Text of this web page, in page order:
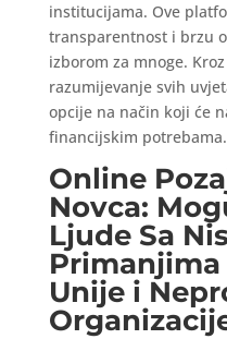
institucijama. Ove
transparentnost i brzu
izborom za mnoge.
razumijevanje svih
opcije na način koji će
financijskim potrebama.
Online
Novca:
Ljude Sa
Primanjima
Unije i